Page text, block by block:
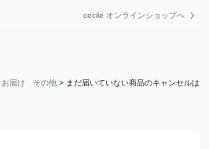
cecile オンラインショップへ
お届け その他 > まだ届いていない商品のキャンセルは